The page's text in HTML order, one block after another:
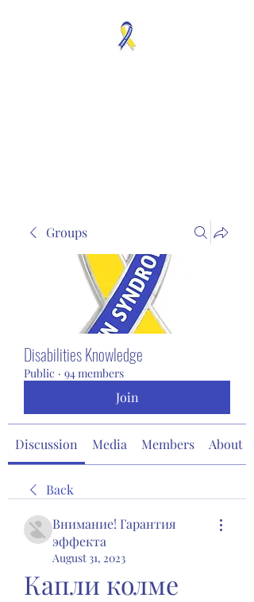
Groups
Disabilities Knowledge
Public · 94 members
Join
Discussion Media Members About
Back
Внимание! Гарантия
эффекта
August 31, 2023
Капли колме